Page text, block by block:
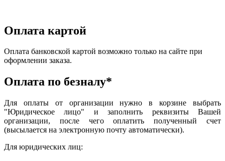
Оплата картой
Оплата банковской картой возможно только на сайте при
оформлении заказа.
Оплата по безналу*
Для оплаты от организации нужно в корзине выбрать
"Юридическое лицо" и заполнить реквизиты Вашей
организации, после чего оплатить полученный счет
(высылается на электронную почту автоматически).
Для юридических лиц: